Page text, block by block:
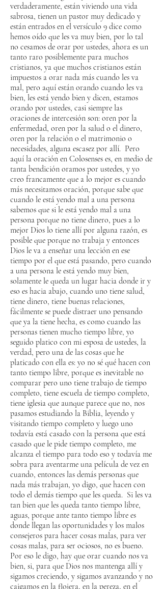
verdaderamente, están viviendo una vida
sabrosa, tienen un pastor muy dedicado y
están entrados en el versículo 9 dice como
hemos oído que les va muy bien, por lo tal
no cesamos de orar por ustedes, ahora es un
tanto raro posiblemente para muchos
cristianos, ya que muchos cristianos están
impuestos a orar nada más cuando les va
mal, pero aquí están orando cuando les va
bien, les está yendo bien y dicen, estamos
orando por ustedes, casi siempre las
oraciones de intercesión son: oren por la
enfermedad, oren por la salud o el dinero,
oren por la relación o el matrimonio o
necesidades, alguna escasez por allí. Pero
aquí la oración en Colosenses es, en medio de
tanta bendición oramos por ustedes, y yo
creo francamente que a lo mejor es cuando
más necesitamos oración, porque sabe que
cuando le está yendo mal a una persona
sabemos que si le está yendo mal a una
persona porque no tiene dinero, pues a lo
mejor Dios lo tiene allí por alguna razón, es
posible que porque no trabaja y entonces
Dios le va a enseñar una lección en ese
tiempo por el que está pasando, pero cuando
a una persona le está yendo muy bien,
solamente le queda un lugar hacia donde ir y
eso es hacia abajo, cuando uno tiene salud,
tiene dinero, tiene buenas relaciones,
fácilmente se puede distraer uno pensando
que ya la tiene hecha, es como cuando las
personas tienen mucho tiempo libre, yo
seguido platico con mi esposa de ustedes, la
verdad, pero una de las cosas que he
platicado con ella es: yo no sé qué hacen con
tanto tiempo libre, porque es inevitable no
comparar pero uno tiene trabajo de tiempo
completo, tiene escuela de tiempo completo,
tiene iglesia que aunque parece que no, nos
pasamos estudiando la Biblia, leyendo y
visitando tiempo completo y luego uno
todavía está casado con la persona que está
casado que le pide tiempo completo, me
alcanza el tiempo para todo eso y todavía me
sobra para aventarme una película de vez en
cuando, entonces las demás personas que
nada más trabajan, yo digo, que hacen con
todo el demás tiempo que les queda. Si les va
tan bien que les queda tanto tiempo libre,
aguas, porque ante tanto tiempo libre es
donde llegan las oportunidades y los malos
consejeros para hacer cosas malas, para ver
cosas malas, para ser ociosos, no es bueno.
Por eso le digo, hay que orar cuando nos va
bien, si, para que Dios nos mantenga allí y
sigamos creciendo, y sigamos avanzando y no
caigamos en la flojera, en la pereza, en el